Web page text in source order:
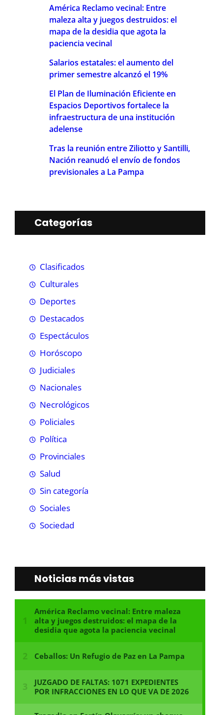
América Reclamo vecinal: Entre
maleza alta y juegos destruidos: el
mapa de la desidia que agota la
paciencia vecinal
Salarios estatales: el aumento del
primer semestre alcanzó el 19%
El Plan de Iluminación Eficiente en
Espacios Deportivos fortalece la
infraestructura de una institución
adelense
Tras la reunión entre Ziliotto y Santilli,
Nación reanudó el envío de fondos
previsionales a La Pampa
Categorías
Clasificados
Culturales
Deportes
Destacados
Espectáculos
Horóscopo
Judiciales
Nacionales
Necrológicos
Policiales
Política
Provinciales
Salud
Sin categoría
Sociales
Sociedad
Noticias más vistas